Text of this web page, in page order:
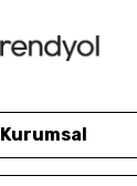
Kurumsal